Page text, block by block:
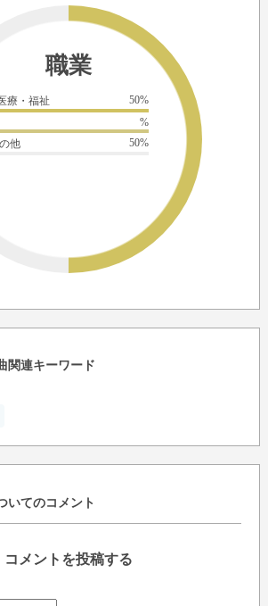
職業
療・福祉
50%
%
他
50%
関連キーワード
いてのコメント
コメントを投稿する